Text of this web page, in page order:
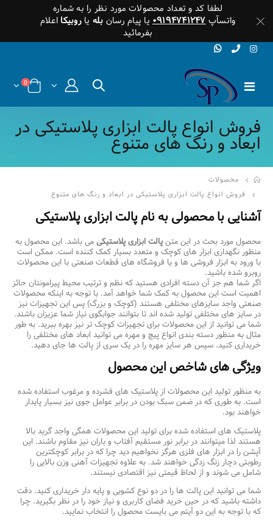
لطفا کد و تعداد محصولات مورد نظر را به شماره
واتسآپ۰۹۱۹۴۷۴۱۲۴۷ یا پیام رسان بله یاروبیکا اعلام
بفرمائید
0
فروش انواع پالت ابزاری پلاستیکی در
ابعاد و رنگ های متنوع
محصولات
فروش انواع پالت ابزاری پلاستیکی در ابعاد و رنگ های متنوع
آشنایی با محصولی به نام پالت ابزاری پلاستیکی
محصول مورد بحث در این متنپالت ابزاری پلاستیکیمی باشد. این محصول به
منظور نگهداری ابزار های کوچک و متعدد بسیار کمک کننده است. ممکن است
با ورود به ابزار فروشی ها و یا فروشگاه های قطعات صنعتی با این محصولات
روبرو شده باشید.
اگر شما هم جز آن دسته افرادی هستید که نظم و ترتیب محیط پیرامونتان حائز
اهمیت است این محصول به کمک شما خواهد آمد. با توجه به اینکه محصولات
صنعتی واجد سایزهای مختلفی هستند (کوچک و بزرگ) پس این تجهیزات نیز
در سایز های مختلفی تولید شده اند تا بتوانند جوابگوی نیاز شما عزیزان باشند.
شما می توانید از این محصولات برای تجهیزات کوچک ‌تر نیز بهره ببرید. به طور
مثال به منظور دسته بندی انواع پیچ و مهره می توانید ابعاد های مختلفی را
خریداری کنید. سپس هر سایز مهره را در یک سری از پالت ها جای دهید.
ویژگی های شاخص این محصول
به منظور تولید این محصولات از پلاستیک های فشرده و مرغوب استفاده شده
است. به طوری که در ضمن سبک بودن در برابر عوامل جوی نیز بسیار پایدار
خواهند بود.
پلاستیک های استفاده شده برای تولید این محصولات همگی واجد گرید بالا
هستند لذا میتوانند در برابر نور مستقیم آفتاب و باران نیز مقاوم باشند. این
آپشن را در ابزار های فلزی هرگز نخواهیم دید چرا که در برابر کوچکترین
رطوبتی دچار زنگ زدگی خواهند شد. به علاوه تجهیزات آهنی وزن بالایی را
شامل می شوند و از لحاظ قیمتی نیز اقتصادی نیستند.
شما می توانید این پالت ها را در دو نوع کشویی و پایه دار خریداری کنید. دقت
داشته باشید که در حین خرید فضای کاربری و نیاز خود را در نظر بگیرید. چرا
که با توجه به این دو آیتم می بایست محصول را انتخاب نمایید.